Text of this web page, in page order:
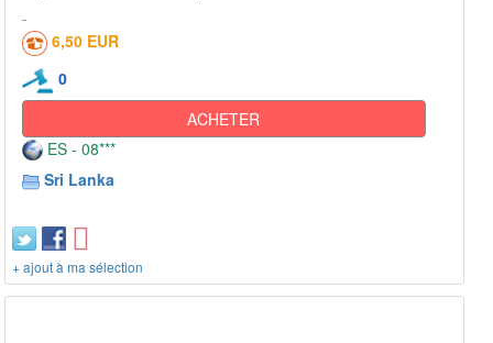
6,50 EUR
0
ACHETER
ES - 08***
Sri Lanka
+ ajout à ma sélection